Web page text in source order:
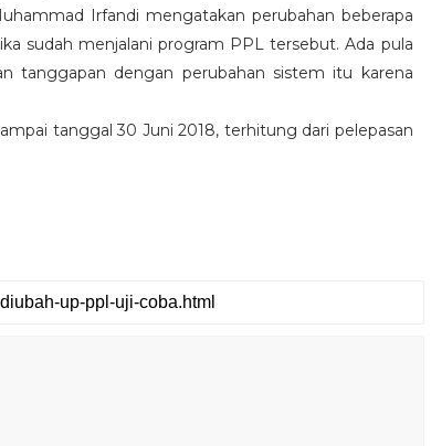
Irfandi mengatakan perubahan beberapa
sudah menjalani program PPL tersebut. Ada pula
tanggapan dengan perubahan sistem itu karena
tanggal 30 Juni 2018, terhitung dari pelepasan